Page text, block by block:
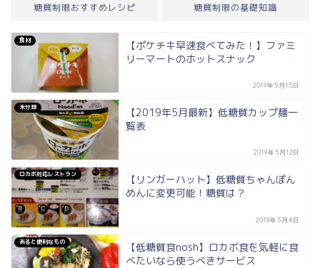
糖質制限おすすめレシピ 糖質制限の基礎知識
食材
【ポケチキ早速食べてみた！】ファミ
リーマートのホットスナック
2019年5月15日
未分類
【2019年5月最新】低糖質カップ麺一
覧表
2019年5月12日
ロカボ対応レストラン
【リンガーハット】低糖質ちゃんぽん
めんに変更可能！糖質は？
2019年5月4日
あると便利なもの
【低糖質食nosh】ロカボ食を気軽に食
べたいなら使うべきサービス